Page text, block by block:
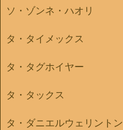
ソ・ゾンネ・ハオリ
タ・タイメックス
タ・タグホイヤー
タ・タックス
タ・ダニエルウェリントン